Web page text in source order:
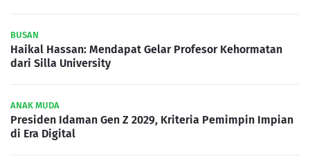
BUSAN
Haikal Hassan: Mendapat Gelar Profesor Kehormatan
dari Silla University
ANAK MUDA
Presiden Idaman Gen Z 2029, Kriteria Pemimpin Impian
di Era Digital